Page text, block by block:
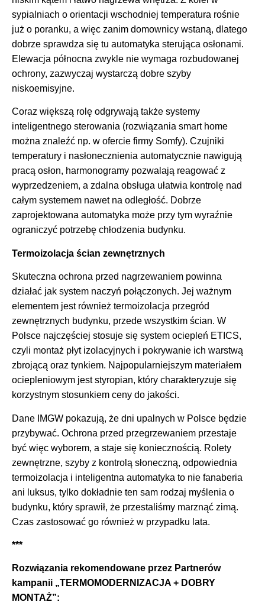
sypialniach o orientacji wschodniej temperatura rośnie
już o poranku, a więc zanim domownicy wstaną, dlatego
dobrze sprawdza się tu automatyka sterująca osłonami.
Elewacja północna zwykle nie wymaga rozbudowanej
ochrony, zazwyczaj wystarczą dobre szyby
niskoemisyjne.
Coraz większą rolę odgrywają także systemy
inteligentnego sterowania (rozwiązania smart home
można znaleźć np. w ofercie firmy Somfy). Czujniki
temperatury i nasłonecznienia automatycznie nawigują
pracą osłon, harmonogramy pozwalają reagować z
wyprzedzeniem, a zdalna obsługa ułatwia kontrolę nad
całym systemem nawet na odległość. Dobrze
zaprojektowana automatyka może przy tym wyraźnie
ograniczyć potrzebę chłodzenia budynku.
Termoizolacja ścian zewnętrznych
Skuteczna ochrona przed nagrzewaniem powinna
działać jak system naczyń połączonych. Jej ważnym
elementem jest również termoizolacja przegród
zewnętrznych budynku, przede wszystkim ścian. W
Polsce najczęściej stosuje się system ociepleń ETICS,
czyli montaż płyt izolacyjnych i pokrywanie ich warstwą
zbrojącą oraz tynkiem. Najpopularniejszym materiałem
ociepleniowym jest styropian, który charakteryzuje się
korzystnym stosunkiem ceny do jakości.
Dane IMGW pokazują, że dni upalnych w Polsce będzie
przybywać. Ochrona przed przegrzewaniem przestaje
być więc wyborem, a staje się koniecznością. Rolety
zewnętrzne, szyby z kontrolą słoneczną, odpowiednia
termoizolacja i inteligentna automatyka to nie fanaberia
ani luksus, tylko dokładnie ten sam rodzaj myślenia o
budynku, który sprawił, że przestaliśmy marznąć zimą.
Czas zastosować go również w przypadku lata.
***
Rozwiązania rekomendowane przez Partnerów
kampanii „TERMOMODERNIZACJA + DOBRY
MONTAŻ”: